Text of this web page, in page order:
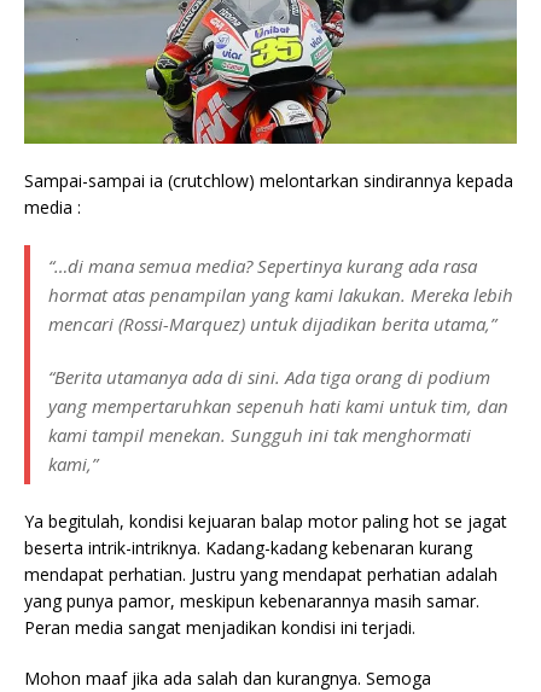
Sampai-sampai ia (crutchlow) melontarkan sindirannya kepada
media :
“…di mana semua media? Sepertinya kurang ada rasa
hormat atas penampilan yang kami lakukan. Mereka lebih
mencari (Rossi-Marquez) untuk dijadikan berita utama,”
“Berita utamanya ada di sini. Ada tiga orang di podium
yang mempertaruhkan sepenuh hati kami untuk tim, dan
kami tampil menekan. Sungguh ini tak menghormati
kami,”
Ya begitulah, kondisi kejuaran balap motor paling hot se jagat
beserta intrik-intriknya. Kadang-kadang kebenaran kurang
mendapat perhatian. Justru yang mendapat perhatian adalah
yang punya pamor, meskipun kebenarannya masih samar.
Peran media sangat menjadikan kondisi ini terjadi.
Mohon maaf jika ada salah dan kurangnya. Semoga